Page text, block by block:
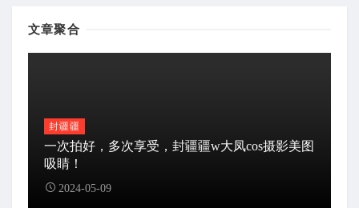
文章聚合
封疆疆
一次拍好，多次享受，封疆疆w大凤cos摄影美图
吸睛！
2024-05-09